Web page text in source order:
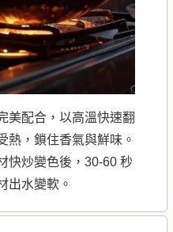
美配合，以高溫快速翻
熱，鎖住香氣與鮮味。
快炒變色後，30-60 秒
出水變軟。